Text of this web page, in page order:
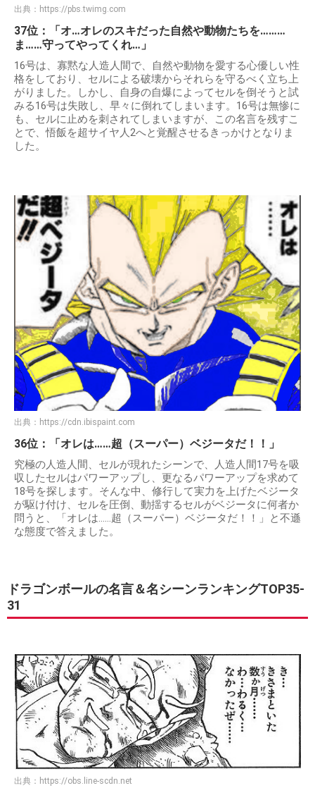
出典： https://pbs.twimg.com
37位：「オ…オレのスキだった自然や動物たちを………
ま……守ってやってくれ…」
16号は、寡黙な人造人間で、自然や動物を愛する心優しい性
格をしており、セルによる破壊からそれらを守るべく立ち上
がりました。しかし、自身の自爆によってセルを倒そうと試
みる16号は失敗し、早々に倒れてしまいます。16号は無惨に
も、セルに止めを刺されてしまいますが、この名言を残すこ
とで、悟飯を超サイヤ人2へと覚醒させるきっかけとなりま
した。
出典： https://cdn.ibispaint.com
36位：「オレは……超（スーパー）ベジータだ！！」
究極の人造人間、セルが現れたシーンで、人造人間17号を吸
収したセルはパワーアップし、更なるパワーアップを求めて
18号を探します。そんな中、修行して実力を上げたベジータ
が駆け付け、セルを圧倒、動揺するセルがベジータに何者か
問うと、「オレは……超（スーパー）ベジータだ！！」と不遜
な態度で答えました。
ドラゴンボールの名言＆名シーンランキングTOP35-
31
出典： https://obs.line-scdn.net